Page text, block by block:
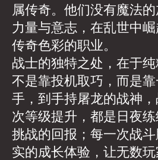
属传奇。他们没有魔法
力量与意志，在乱世中
传奇色彩的职业。
战士的独特之处，在于
不是靠投机取巧，而是
手，到手持屠龙的战神
次等级提升，都是日夜
挑战的回报；每一次战
实的成长体验，让无数玩